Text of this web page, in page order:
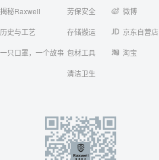
揭秘Raxwell
历史与工艺
一只口罩，一个故事
劳保安全
存储搬运
包材工具
清洁卫生
微博
京东自营店
淘宝